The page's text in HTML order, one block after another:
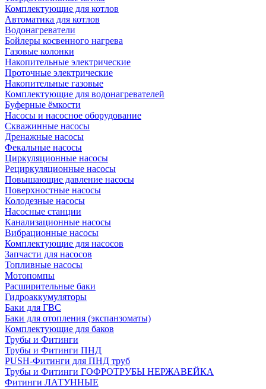
Комплектующие для котлов
Автоматика для котлов
Водонагреватели
Бойлеры косвенного нагрева
Газовые колонки
Накопительные электрические
Проточные электрические
Накопительные газовые
Комплектующие для водонагревателей
Буферные ёмкости
Насосы и насосное оборудование
Скважинные насосы
Дренажные насосы
Фекальные насосы
Циркуляционные насосы
Рециркуляционные насосы
Повышающие давление насосы
Поверхностные насосы
Колодезные насосы
Насосные станции
Канализационные насосы
Вибрационные насосы
Комплектующие для насосов
Запчасти для насосов
Топливные насосы
Мотопомпы
Расширительные баки
Гидроаккумуляторы
Баки для ГВС
Баки для отопления (экспанзоматы)
Комплектующие для баков
Трубы и Фитинги
Трубы и Фитинги ПНД
PUSH-Фитинги для ПНД труб
Трубы и Фитинги ГОФРОТРУБЫ НЕРЖАВЕЙКА
Фитинги ЛАТУННЫЕ